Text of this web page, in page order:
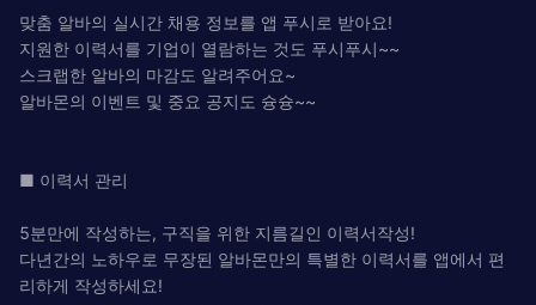
맞춤 알바의 실시간 채용 정보를 앱 푸시로 받아요!
지원한 이력서를 기업이 열람하는 것도 푸시푸시~~
스크랩한 알바의 마감도 알려주어요~
알바몬의 이벤트 및 중요 공지도 슝슝~~
■ 이력서 관리
5분만에 작성하는, 구직을 위한 지름길인 이력서작성!
다년간의 노하우로 무장된 알바몬만의 특별한 이력서를 앱에서 편
리하게 작성하세요!